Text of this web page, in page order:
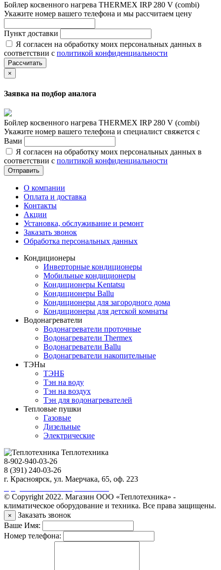
Бойлер косвенного нагрева THERMEX IRP 280 V (combi)
Укажите номер вашего телефона и мы рассчитаем цену
Пункт доставки
Я согласен на обработку моих персональных данных в
соответствии с политикой конфиденциальности
Рассчитать
×
Заявка на подбор аналога
Бойлер косвенного нагрева THERMEX IRP 280 V (combi)
Укажите номер вашего телефона и специалист свяжется с
Вами
Я согласен на обработку моих персональных данных в
соответствии с политикой конфиденциальности
Отправить
О компании
Оплата и доставка
Контакты
Акции
Установка, обслуживание и ремонт
Заказать звонок
Обработка персональных данных
Кондиционеры
Инверторные кондиционеры
Мобильные кондиционеры
Кондиционеры Kentatsu
Кондиционеры Ballu
Кондиционеры для загородного дома
Кондиционеры для детской комнаты
Водонагреватели
Водонагреватели проточные
Водонагреватели Thermex
Водонагреватели Ballu
Водонагреватели накопительные
ТЭНы
ТЭНБ
Тэн на воду
Тэн на воздух
Тэн для водонагревателей
Тепловые пушки
Газовые
Дизельные
Электрические
Теплотехника
8-902-940-03-26
8 (391) 240-03-26
г. Красноярск, ул. Маерчака, 65, оф. 223
© Copyright 2022. Магазин ООО «Теплотехника» -
климатическое оборудование и техника. Все права защищены.
×
Заказать звонок
Ваше Имя:
Номер телефона: